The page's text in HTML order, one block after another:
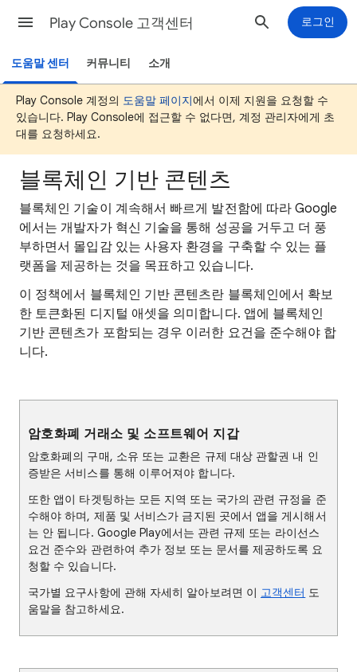
Play Console 고객센터 로그인
도움말 센터 커뮤니티 소개
Play Console 계정의 도움말 페이지에서 이제 지원을 요청할 수
있습니다. Play Console에 접근할 수 없다면, 계정 관리자에게 초
대를 요청하세요.
블록체인 기반 콘텐츠
블록체인 기술이 계속해서 빠르게 발전함에 따라 Google
에서는 개발자가 혁신 기술을 통해 성공을 거두고 더 풍
부하면서 몰입감 있는 사용자 환경을 구축할 수 있는 플
랫폼을 제공하는 것을 목표하고 있습니다.
이 정책에서 블록체인 기반 콘텐츠란 블록체인에서 확보
한 토큰화된 디지털 애셋을 의미합니다. 앱에 블록체인
기반 콘텐츠가 포함되는 경우 이러한 요건을 준수해야 합
니다.
암호화폐 거래소 및 소프트웨어 지갑
암호화폐의 구매, 소유 또는 교환은 규제 대상 관할권 내 인
증받은 서비스를 통해 이루어져야 합니다.
또한 앱이 타겟팅하는 모든 지역 또는 국가의 관련 규정을 준
수해야 하며, 제품 및 서비스가 금지된 곳에서 앱을 게시해서
는 안 됩니다. Google Play에서는 관련 규제 또는 라이선스
요건 준수와 관련하여 추가 정보 또는 문서를 제공하도록 요
청할 수 있습니다.
국가별 요구사항에 관해 자세히 알아보려면 이 고객센터 도
움말을 참고하세요.